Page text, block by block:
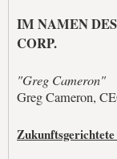
IM NAMEN
CORP.
"Greg Cameron"
Greg Cameron,